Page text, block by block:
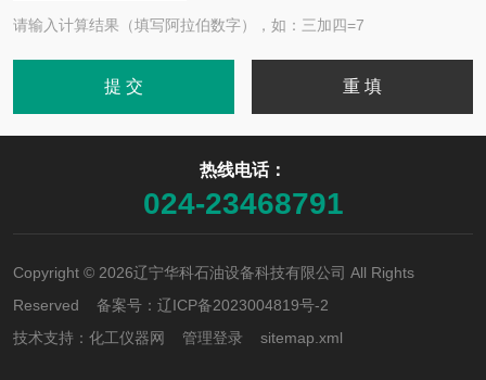
请输入计算结果（填写阿拉伯数字），如：三加四=7
热线电话：
024-23468791
Copyright © 2026辽宁华科石油设备科技有限公司 All Rights
Reserved 备案号： 辽ICP备2023004819号-2
技术支持： 化工仪器网 管理登录 sitemap.xml